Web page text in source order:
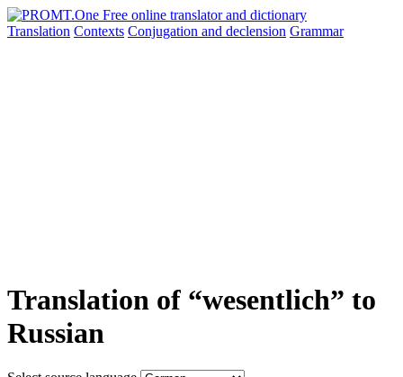
Translation Contexts Conjugation and declension Grammar
Translation of “wesentlich” to
Russian